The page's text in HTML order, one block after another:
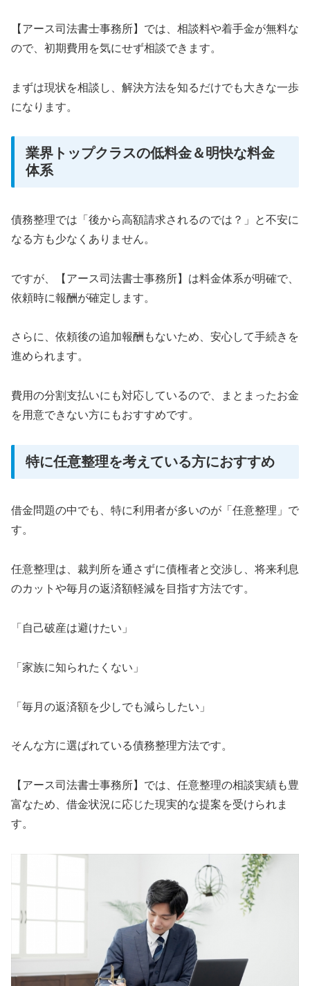
【アース司法書士事務所】では、相談料や着手金が無料な
ので、初期費用を気にせず相談できます。
まずは現状を相談し、解決方法を知るだけでも大きな一歩
になります。
業界トップクラスの低料金＆明快な料金
体系
債務整理では「後から高額請求されるのでは？」と不安に
なる方も少なくありません。
ですが、【アース司法書士事務所】は料金体系が明確で、
依頼時に報酬が確定します。
さらに、依頼後の追加報酬もないため、安心して手続きを
進められます。
費用の分割支払いにも対応しているので、まとまったお金
を用意できない方にもおすすめです。
特に任意整理を考えている方におすすめ
借金問題の中でも、特に利用者が多いのが「任意整理」で
す。
任意整理は、裁判所を通さずに債権者と交渉し、将来利息
のカットや毎月の返済額軽減を目指す方法です。
「自己破産は避けたい」
「家族に知られたくない」
「毎月の返済額を少しでも減らしたい」
そんな方に選ばれている債務整理方法です。
【アース司法書士事務所】では、任意整理の相談実績も豊
富なため、借金状況に応じた現実的な提案を受けられま
す。